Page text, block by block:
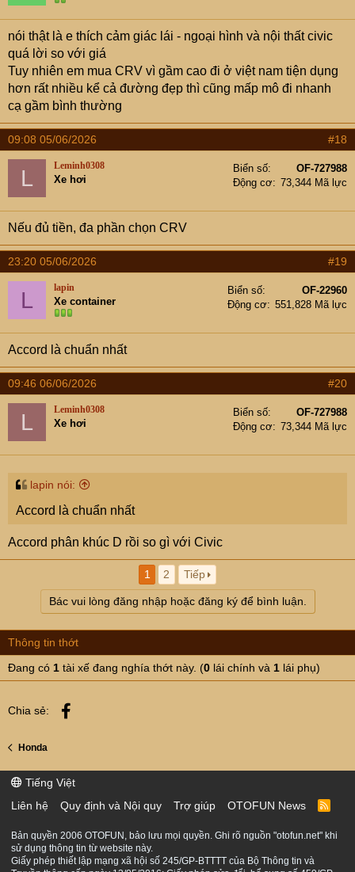
nói thật là e thích cảm giác lái - ngoại hình và nội thất civic
quá lời so với giá
Tuy nhiên em mua CRV vì gầm cao đi ở việt nam tiện dụng
hơn rất nhiều kể cả đường đẹp thì cũng mấp mô đi nhanh
cạ gầm bình thường
09:08 05/06/2026 #18
L Leminh0308
Xe hơi
Biển số
OF-727988
Động cơ
73,344 Mã lực
Nếu đủ tiền, đa phần chọn CRV
23:20 05/06/2026 #19
L lapin
Xe container
Biển số
OF-22960
Động cơ
551,828 Mã lực
Accord là chuẩn nhất
09:46 06/06/2026 #20
L Leminh0308
Xe hơi
Biển số
OF-727988
Động cơ
73,344 Mã lực
lapin nói:
Accord là chuẩn nhất
Accord phân khúc D rồi so gì với Civic
1 2 Tiếp
Bác vui lòng đăng nhập hoặc đăng ký để bình luận.
Thông tin thớt
Đang có 1 tài xế đang nghía thớt này. (0 lái chính và 1 lái phụ)
Chia sẻ:
Honda
Tiếng Việt
Liên hệ
Quy định và Nội quy Trợ giúp OTOFUN News
R
S
Bản quyền 2006 OTOFUN, bảo lưu mọi quyền. Ghi rõ nguồn "otofun.net" khi
sử dụng thông tin từ website này.
Giấy phép thiết lập mạng xã hội số 245/GP-BTTTT của Bộ Thông tin và